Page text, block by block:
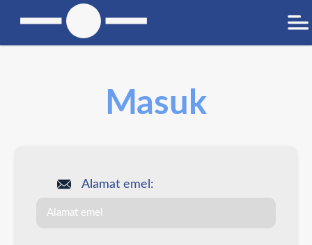
Masuk
Alamat emel: